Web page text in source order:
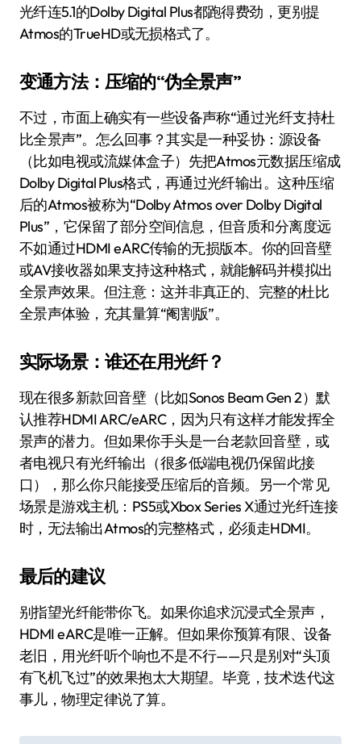
光纤连5.1的Dolby Digital Plus都跑得费劲，更别提
Atmos的TrueHD或无损格式了。
变通方法：压缩的“伪全景声”
不过，市面上确实有一些设备声称“通过光纤支持杜
比全景声”。怎么回事？其实是一种妥协：源设备
（比如电视或流媒体盒子）先把Atmos元数据压缩成
Dolby Digital Plus格式，再通过光纤输出。这种压缩
后的Atmos被称为“Dolby Atmos over Dolby Digital
Plus”，它保留了部分空间信息，但音质和分离度远
不如通过HDMI eARC传输的无损版本。你的回音壁
或AV接收器如果支持这种格式，就能解码并模拟出
全景声效果。但注意：这并非真正的、完整的杜比
全景声体验，充其量算“阉割版”。
实际场景：谁还在用光纤？
现在很多新款回音壁（比如Sonos Beam Gen 2）默
认推荐HDMI ARC/eARC，因为只有这样才能发挥全
景声的潜力。但如果你手头是一台老款回音壁，或
者电视只有光纤输出（很多低端电视仍保留此接
口），那么你只能接受压缩后的音频。另一个常见
场景是游戏主机：PS5或Xbox Series X通过光纤连接
时，无法输出Atmos的完整格式，必须走HDMI。
最后的建议
别指望光纤能带你飞。如果你追求沉浸式全景声，
HDMI eARC是唯一正解。但如果你预算有限、设备
老旧，用光纤听个响也不是不行——只是别对“头顶
有飞机飞过”的效果抱太大期望。毕竟，技术迭代这
事儿，物理定律说了算。